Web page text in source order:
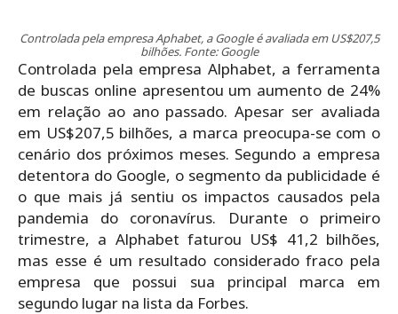
Controlada pela empresa Aphabet, a Google é avaliada em US$207,5
bilhões. Fonte: Google
Controlada pela empresa Alphabet, a ferramenta
de buscas online apresentou um aumento de 24%
em relação ao ano passado. Apesar ser avaliada
em US$207,5 bilhões, a marca preocupa-se com o
cenário dos próximos meses. Segundo a empresa
detentora do Google, o segmento da publicidade é
o que mais já sentiu os impactos causados pela
pandemia do coronavírus. Durante o primeiro
trimestre, a Alphabet faturou US$ 41,2 bilhões,
mas esse é um resultado considerado fraco pela
empresa que possui sua principal marca em
segundo lugar na lista da Forbes.